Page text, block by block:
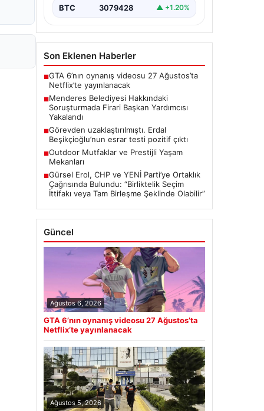
BTC 3079428 ▲ +1.20%
Son Eklenen Haberler
■GTA 6’nın oynanış videosu 27 Ağustos’ta
Netflix’te yayınlanacak
■Menderes Belediyesi Hakkındaki
Soruşturmada Firari Başkan Yardımcısı
Yakalandı
■Görevden uzaklaştırılmıştı. Erdal
Beşikçioğlu’nun esrar testi pozitif çıktı
■Outdoor Mutfaklar ve Prestijli Yaşam
Mekanları
■Gürsel Erol, CHP ve YENİ Parti’ye Ortaklık
Çağrısında Bulundu: “Birliktelik Seçim
İttifakı veya Tam Birleşme Şeklinde Olabilir”
Güncel
Ağustos 6, 2026
GTA 6’nın oynanış videosu 27 Ağustos’ta
Netflix’te yayınlanacak
Ağustos 5, 2026